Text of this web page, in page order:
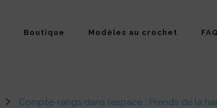
Boutique Modèles au crochet
Compte-rangs dans l’espace : Prends de la